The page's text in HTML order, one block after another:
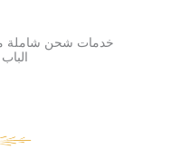
خدمات شحن شاملة